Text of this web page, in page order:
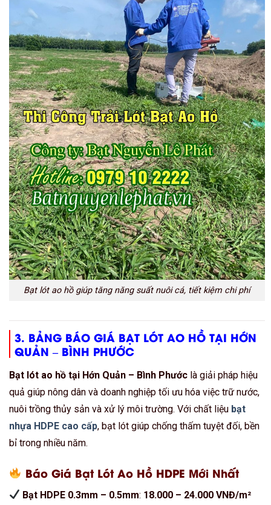
Bạt lót ao hồ giúp tăng năng suất nuôi cá, tiết kiệm chi phí
3. BẢNG BÁO GIÁ BẠT LÓT AO HỒ TẠI HỚN
QUẢN – BÌNH PHƯỚC
Bạt lót ao hồ tại Hớn Quản – Bình Phước là giải pháp hiệu
quả giúp nông dân và doanh nghiệp tối ưu hóa việc trữ nước,
nuôi trồng thủy sản và xử lý môi trường. Với chất liệu bạt
nhựa HDPE cao cấp, bạt lót giúp chống thấm tuyệt đối, bền
bỉ trong nhiều năm.
Báo Giá Bạt Lót Ao Hồ HDPE Mới Nhất
Bạt HDPE 0.3mm – 0.5mm: 18.000 – 24.000 VNĐ/m²